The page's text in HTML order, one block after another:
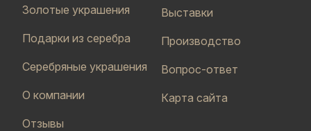
Золотые украшения
Подарки из серебра
Серебряные украшения
О компании
Отзывы
Выставки
Производство
Вопрос-ответ
Карта сайта